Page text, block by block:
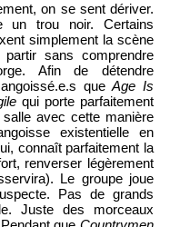
on se sent dériver.
un trou noir. Certains
simplement la scène
sans comprendre
Afin de détendre
angoissé.e.s queAge Is
qui porte parfaitement
avec cette manière
existentielle en
connaît parfaitement la
renverser légèrement
Le groupe joue
Pas de grands
Juste des morceaux